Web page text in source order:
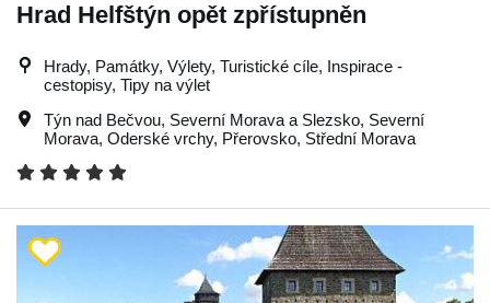
Hrad Helfštýn opět zpřístupněn
Hrady, Památky, Výlety, Turistické cíle, Inspirace -
cestopisy, Tipy na výlet
Týn nad Bečvou, Severní Morava a Slezsko, Severní
Morava, Oderské vrchy, Přerovsko, Střední Morava